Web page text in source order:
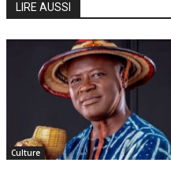
LIRE AUSSI
Culture